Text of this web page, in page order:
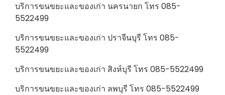
บริการขนขยะและของเก่า นครนายก โทร 085-
5522499
บริการขนขยะและของเก่า ปราจีนบุรี โทร 085-
5522499
บริการขนขยะและของเก่า สิงห์บุรี โทร 085-5522499
บริการขนขยะและของเก่า ลพบุรี โทร 085-5522499